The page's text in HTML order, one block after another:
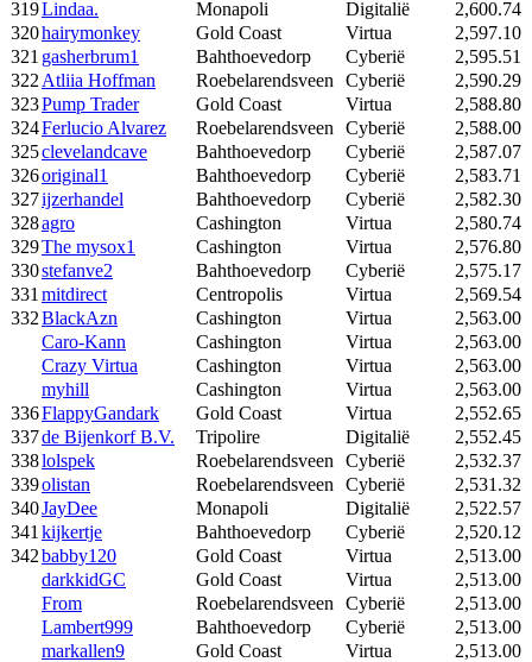
319Lindaa. Monapoli Digitalië
2,600.74
320hairymonkey Gold Coast Virtua
2,597.10
321 gasherbrum1 Bahthoevedorp Cyberië
2,595.51
322 Atliia Hoffman Roebelarendsveen Cyberië
2,590.29
323Pump Trader Gold Coast Virtua
2,588.80
324Ferlucio Alvarez Roebelarendsveen Cyberië
2,588.00
325clevelandcave Bahthoevedorp Cyberië
2,587.07
326original1 Bahthoevedorp Cyberië
2,583.71
327ijzerhandel Bahthoevedorp Cyberië
2,582.30
328agro Cashington Virtua
2,580.74
329The mysox1 Cashington Virtua
2,576.80
330stefanve2 Bahthoevedorp Cyberië
2,575.17
331 mitdirect Centropolis Virtua
2,569.54
332BlackAzn Cashington Virtua
2,563.00
Caro-Kann
Cashington Virtua
2,563.00
Crazy Virtua
Cashington Virtua
2,563.00
myhill
Cashington Virtua
2,563.00
336FlappyGandark Gold Coast Virtua
2,552.65
337de Bijenkorf B.V. Tripolire Digitalië
2,552.45
338lolspek Roebelarendsveen Cyberië
2,532.37
339olistan Roebelarendsveen Cyberië
2,531.32
340JayDee Monapoli Digitalië
2,522.57
341 kijkertje Bahthoevedorp Cyberië
2,520.12
342babby120 Gold Coast Virtua
2,513.00
darkkidGC
Gold Coast Virtua
2,513.00
From
Roebelarendsveen Cyberië
2,513.00
Lambert999
Bahthoevedorp Cyberië
2,513.00
markallen9
Gold Coast Virtua
2,513.00